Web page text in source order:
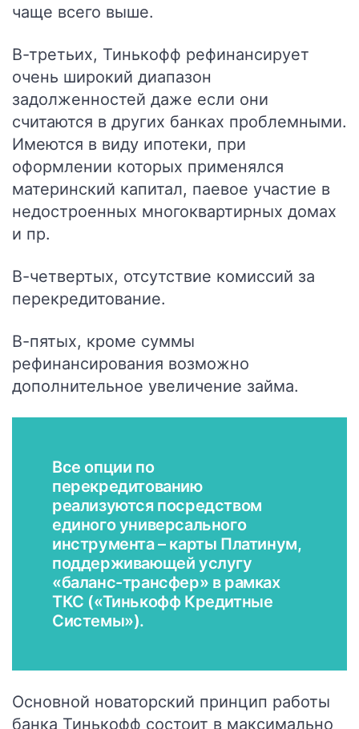
чаще всего выше.
В-третьих, Тинькофф рефинансирует
очень широкий диапазон
задолженностей даже если они
считаются в других банках проблемными.
Имеются в виду ипотеки, при
оформлении которых применялся
материнский капитал, паевое участие в
недостроенных многоквартирных домах
и пр.
В-четвертых, отсутствие комиссий за
перекредитование.
В-пятых, кроме суммы
рефинансирования возможно
дополнительное увеличение займа.
Все опции по
перекредитованию
реализуются посредством
единого универсального
инструмента – карты Платинум,
поддерживающей услугу
«баланс-трансфер» в рамках
ТКС («Тинькофф Кредитные
Системы»).
Основной новаторский принцип работы
банка Тинькофф состоит в максимально